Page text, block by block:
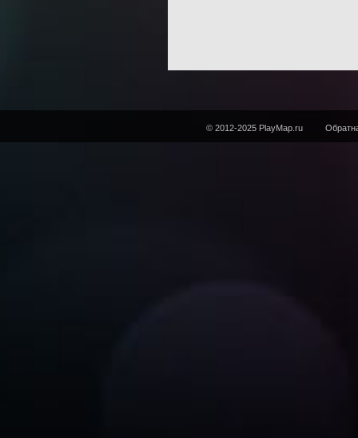
© 2012-2025 PlayMap.ru